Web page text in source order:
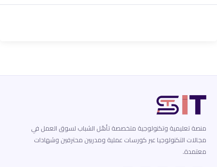
منصة تعليمية وتكنولوجية متخصصة تأهّل الشباب لسوق العمل في
مجالات التكنولوجيا عبر كورسات عملية ومدربين محترفين وشهادات
معتمدة.